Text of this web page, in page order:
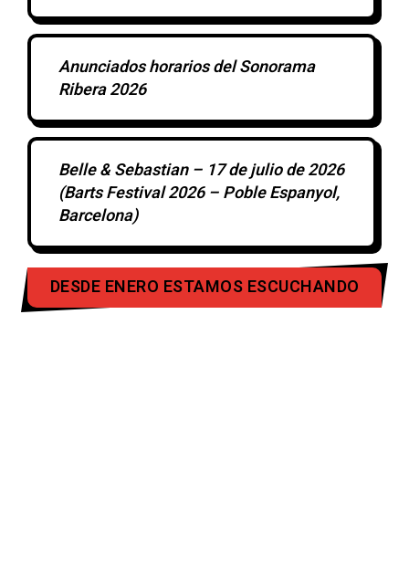
Anunciados horarios del Sonorama
Ribera 2026
Belle & Sebastian – 17 de julio de 2026
(Barts Festival 2026 – Poble Espanyol,
Barcelona)
DESDE ENERO ESTAMOS ESCUCHANDO